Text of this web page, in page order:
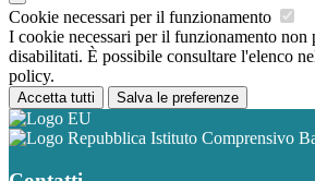
Cookie necessari per il funzionamento
I cookie necessari per il funzionamento non
disabilitati. È possibile consultare l'elenco
policy.
Accetta tutti Salva le preferenze
Istituto Comprensivo